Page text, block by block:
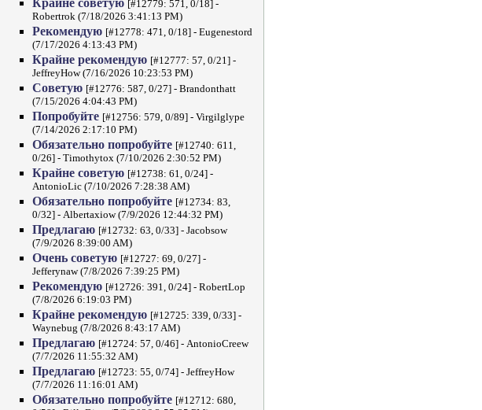
Крайне советую [#12779: 571, 0/18] -
Robertrok (7/18/2026 3:41:13 PM)
Рекомендую [#12778: 471, 0/18] - Eugenestord
(7/17/2026 4:13:43 PM)
Крайне рекомендую [#12777: 57, 0/21] -
JeffreyHow (7/16/2026 10:23:53 PM)
Советую [#12776: 587, 0/27] - Brandonthatt
(7/15/2026 4:04:43 PM)
Попробуйте [#12756: 579, 0/89] - Virgilglype
(7/14/2026 2:17:10 PM)
Обязательно попробуйте [#12740: 611,
0/26] - Timothytox (7/10/2026 2:30:52 PM)
Крайне советую [#12738: 61, 0/24] -
AntonioLic (7/10/2026 7:28:38 AM)
Обязательно попробуйте [#12734: 83,
0/32] - Albertaxiow (7/9/2026 12:44:32 PM)
Предлагаю [#12732: 63, 0/33] - Jacobsow
(7/9/2026 8:39:00 AM)
Очень советую [#12727: 69, 0/27] -
Jefferynaw (7/8/2026 7:39:25 PM)
Рекомендую [#12726: 391, 0/24] - RobertLop
(7/8/2026 6:19:03 PM)
Крайне рекомендую [#12725: 339, 0/33] -
Waynebug (7/8/2026 8:43:17 AM)
Предлагаю [#12724: 57, 0/46] - AntonioCreew
(7/7/2026 11:55:32 AM)
Предлагаю [#12723: 55, 0/74] - JeffreyHow
(7/7/2026 11:16:01 AM)
Обязательно попробуйте [#12712: 680,